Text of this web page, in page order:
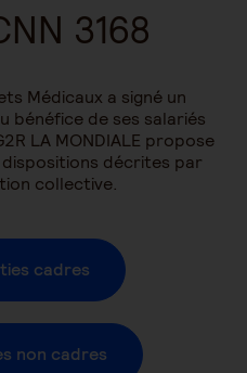
3168
Médicaux a signé un
bénéfice de ses salariés
LA MONDIALE propose
décrites par
collective.
cadres
non cadres